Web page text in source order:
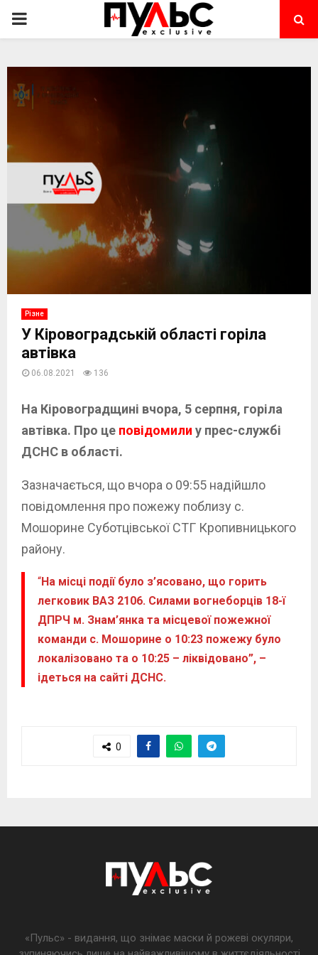
PRIMARY
Різне
У Кіровоградській області горіла
автівка
06.08.2021 136
На Кіровоградщині вчора, 5 серпня, горіла
автівка. Про це повідомили у прес-службі
ДСНС в області.
Зазначається, що вчора о 09:55 надійшло
повідомлення про пожежу поблизу с.
Мошорине Суботцівської СТГ Кропивницького
району.
“На місці події було з’ясовано, що горить
легковик ВАЗ 2106. Силами вогнеборців 18-ї
ДПРЧ м. Знам’янка та місцевої пожежної
команди с. Мошорине о 10:23 пожежу було
локалізовано та о 10:25 – ліквідовано”, –
ідеться на сайті ДСНС.
0
«Пульс» - видання, що знімає маски й рожеві окуляри,